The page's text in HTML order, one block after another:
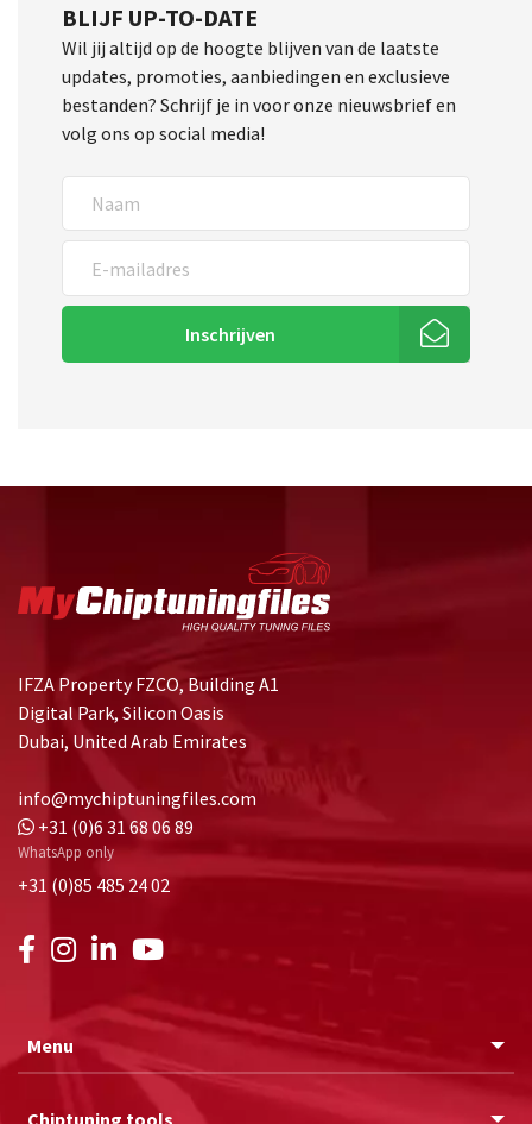
BLIJF UP-TO-DATE
Wil jij altijd op de hoogte blijven van de laatste
updates, promoties, aanbiedingen en exclusieve
bestanden? Schrijf je in voor onze nieuwsbrief en
volg ons op social media!
Inschrijven
IFZA Property FZCO, Building A1
Digital Park, Silicon Oasis
Dubai, United Arab Emirates
info@mychiptuningfiles.com
+31 (0)6 31 68 06 89
WhatsApp only
+31 (0)85 485 24 02
Menu